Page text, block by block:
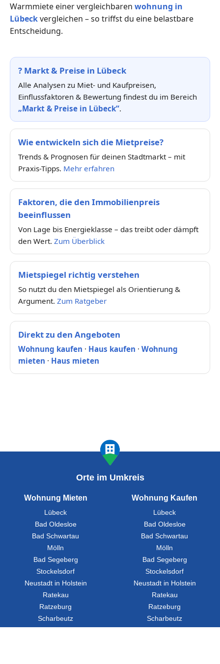
Warmmiete einer vergleichbaren wohnung in
Lübeckvergleichen – so triffst du eine belastbare
Entscheidung.
? Markt & Preise in Lübeck
Alle Analysen zu Miet- und Kaufpreisen,
Einflussfaktoren & Bewertung findest du im Bereich
„Markt & Preise in Lübeck“.
Wie entwickeln sich die Mietpreise?
Trends & Prognosen für deinen Stadtmarkt – mit
Praxis-Tipps. Mehr erfahren
Faktoren, die den Immobilienpreis
beeinflussen
Von Lage bis Energieklasse – das treibt oder dämpft
den Wert. Zum Überblick
Mietspiegel richtig verstehen
So nutzt du den Mietspiegel als Orientierung &
Argument. Zum Ratgeber
Direkt zu den Angeboten
Wohnung kaufen · Haus kaufen · Wohnung
mieten · Haus mieten
Orte im Umkreis
Wohnung Mieten
Lübeck
Bad Oldesloe
Bad Schwartau
Mölln
Bad Segeberg
Stockelsdorf
Neustadt in Holstein
Ratekau
Ratzeburg
Scharbeutz
Wohnung Kaufen
Lübeck
Bad Oldesloe
Bad Schwartau
Mölln
Bad Segeberg
Stockelsdorf
Neustadt in Holstein
Ratekau
Ratzeburg
Scharbeutz